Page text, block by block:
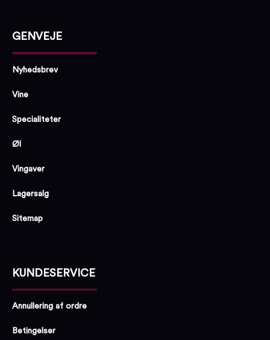
GENVEJE
Nyhedsbrev
Vine
Specialiteter
Øl
Vingaver
Lagersalg
Sitemap
KUNDESERVICE
Annullering af ordre
Betingelser